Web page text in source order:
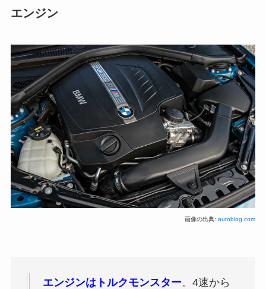
エンジン
画像の出典:autoblog.com
エンジンはトルクモンスター。4速から